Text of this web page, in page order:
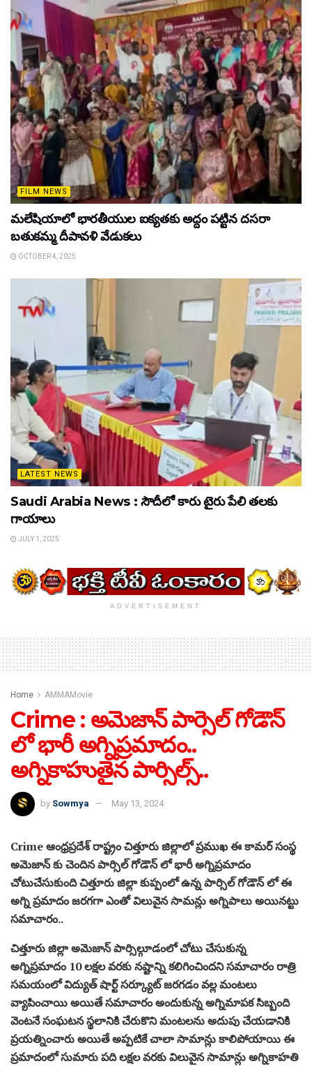
FILM NEWS
మలేషియాలో భారతీయుల ఐక్యతకు అద్దం పట్టిన దసరా
బతుకమ్మ దీపావళి వేడుకలు
OCTOBER 4, 2025
LATEST NEWS
Saudi Arabia News : సౌదీలో కారు టైరు పేలి తలకు
గాయాలు
JULY 1, 2025
ADVERTISEMENT
Home AMMAMovie
Crime : అమెజాన్ పార్సెల్ గోడౌన్
లో భారీ అగ్నిప్రమాదం..
అగ్నికాహుతైన పార్సిల్స్..
by Sowmya May 13, 2024
Crime ఆంధ్రప్రదేశ్ రాష్ట్రం చిత్తూరు జిల్లాలో ప్రముఖ ఈ కామర్ సంస్థ
అమెజాన్ కు చెందిన పార్సిల్ గోడౌన్ లో భారీ అగ్నిప్రమాదం
చోటుచేసుకుంది చిత్తూరు జిల్లా కుప్పంలో ఉన్న పార్సిల్ గోడౌన్ లో ఈ
అగ్ని ప్రమాదం జరగగా ఎంతో విలువైన సామన్లు అగ్నిపాలు అయినట్టు
సమాచారం..
చిత్తూరు జిల్లా అమెజాన్ పార్సిల్గూడంలో చోటు చేసుకున్న
అగ్నిప్రమాదం 10 లక్షల వరకు నష్టాన్ని కలిగించిందని సమాచారం రాత్రి
సమయంలో విద్యుత్ షార్ట్ సర్క్యూట్ జరగడం వల్ల మంటలు
వ్యాపించాయి అయితే సమాచారం అందుకున్న అగ్నిమాపక సిబ్బంది
వెంటనే సంఘటన స్థలానికి చేరుకొని మంటలను అదుపు చేయడానికి
ప్రయత్నించారు అయితే అప్పటికే చాలా సామాన్లు కాలిపోయాయి ఈ
ప్రమాదంలో సుమారు పది లక్షల వరకు విలువైన సామాన్లు అగ్నికాహతి